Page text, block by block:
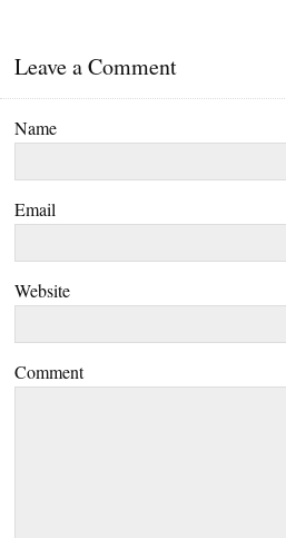
Leave a Comment
Name
Email
Website
Comment